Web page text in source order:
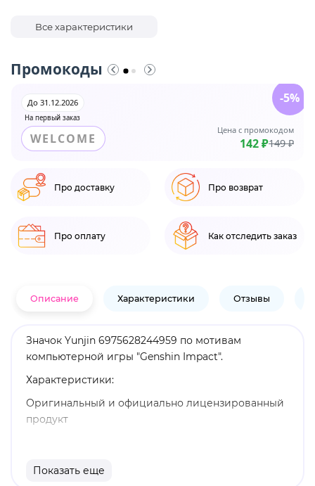
Все характеристики
Промокоды
На первый заказ
До 31.12.2026
WELCOME
Цена с промокодом
142 ₽149 ₽
-5%
Про доставку Про возврат
Про оплату Как отследить заказ
Описание Характеристики Отзывы
Значок Yunjin 6975628244959 по мотивам
компьютерной игры "Genshin Impact".
Характеристики:
Оригинальный и официально лицензированный
продукт
Юнь Цзинь - играбельный географический
Показать еще